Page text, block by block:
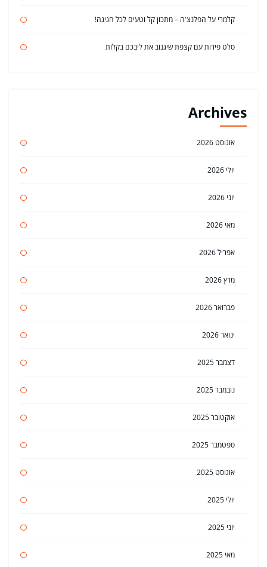
קלמרי על הפלנצ'ה – מתכון קל וטעים לכל חגיגה!
סלט פירות עם קצפת שיגנוב את ליבכם בקלות
Archives
אוגוסט 2026
יולי 2026
יוני 2026
מאי 2026
אפריל 2026
מרץ 2026
פברואר 2026
ינואר 2026
דצמבר 2025
נובמבר 2025
אוקטובר 2025
ספטמבר 2025
אוגוסט 2025
יולי 2025
יוני 2025
מאי 2025